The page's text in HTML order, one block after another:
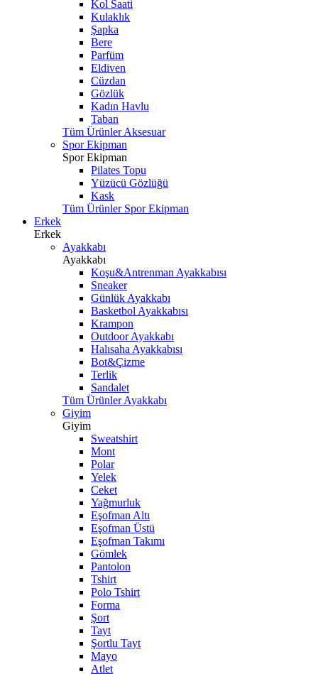
Kol Saati
Kulaklık
Şapka
Bere
Parfüm
Eldiven
Cüzdan
Gözlük
Kadın Havlu
Taban
Tüm Ürünler Aksesuar
Spor Ekipman
Spor Ekipman
Pilates Topu
Yüzücü Gözlüğü
Kask
Tüm Ürünler Spor Ekipman
Erkek
Erkek
Ayakkabı
Ayakkabı
Koşu&Antrenman Ayakkabısı
Sneaker
Günlük Ayakkabı
Basketbol Ayakkabısı
Krampon
Outdoor Ayakkabı
Halısaha Ayakkabısı
Bot&Çizme
Terlik
Sandalet
Tüm Ürünler Ayakkabı
Giyim
Giyim
Sweatshirt
Mont
Polar
Yelek
Ceket
Yağmurluk
Eşofman Altı
Eşofman Üstü
Eşofman Takımı
Gömlek
Pantolon
Tshirt
Polo Tshirt
Forma
Şort
Tayt
Şortlu Tayt
Mayo
Atlet